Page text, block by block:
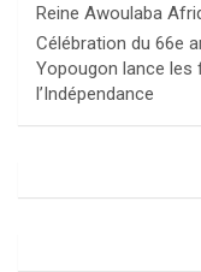
Reine Awoulaba
Célébration du 66e
Yopougon lance les
l’Indépendance